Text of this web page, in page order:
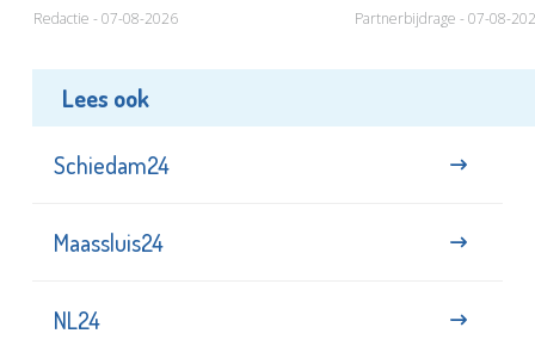
Redactie - 07-08-2026 Partnerbijdrage - 07-08-
Lees ook
Schiedam24
Maassluis24
NL24